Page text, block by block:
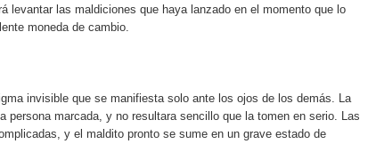
levantar las maldiciones que haya lanzado en el momento que lo
moneda de cambio.
invisible que se manifiesta solo ante los ojos de los demás. La
persona marcada, y no resultara sencillo que la tomen en serio. Las
y el maldito pronto se sume en un grave estado de